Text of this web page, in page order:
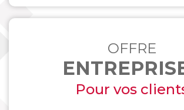
OFFRE
Pour vos